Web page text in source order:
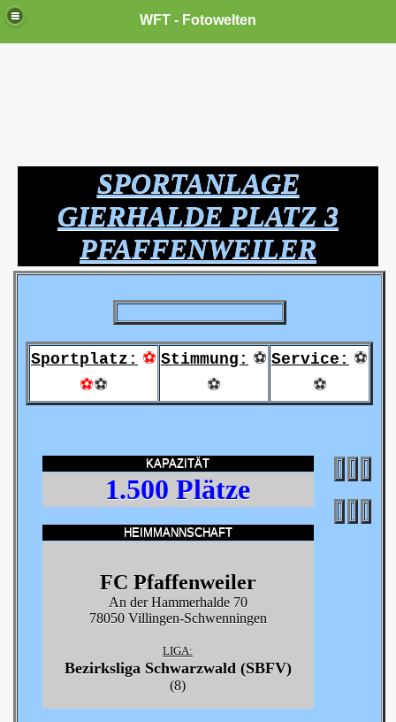
WFT - Fotowelten
SPORTANLAGE
GIERHALDE PLATZ 3
PFAFFENWEILER
Sportplatz: ⚽
⚽⚽
Stimmung: ⚽
⚽
Service: ⚽
⚽
KAPAZITÄT
1.500 Plätze
HEIMMANNSCHAFT
FC Pfaffenweiler
An der Hammerhalde 70
78050 Villingen-Schwenningen
LIGA:
Bezirksliga Schwarzwald (SBFV)
(8)